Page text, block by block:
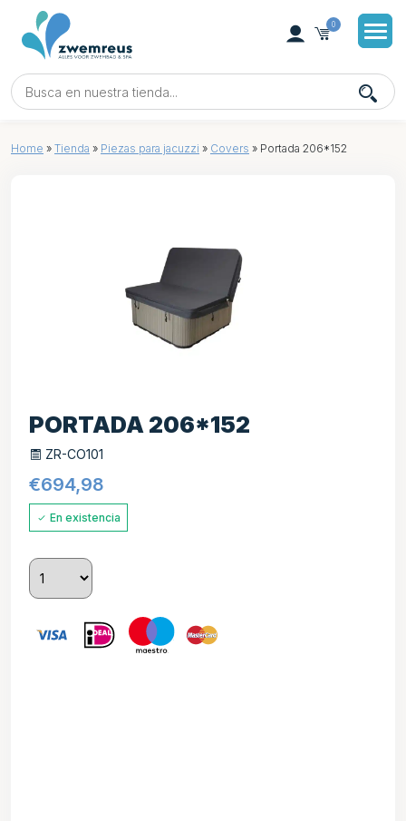
0
Home » Tienda » Piezas para jacuzzi » Covers » Portada 206*152
PORTADA 206*152
ZR-CO101
€694,98
En existencia